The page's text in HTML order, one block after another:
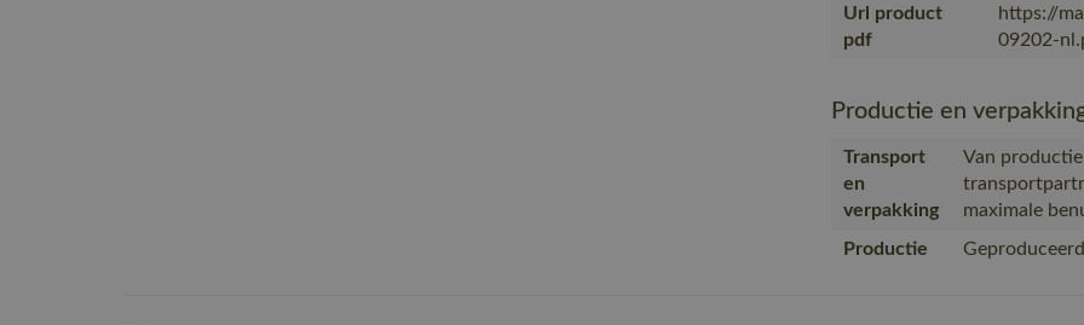
Url product
pdf
https://
09202-
Productie en
Transport
en
verpakking
Van
maximale
Productie